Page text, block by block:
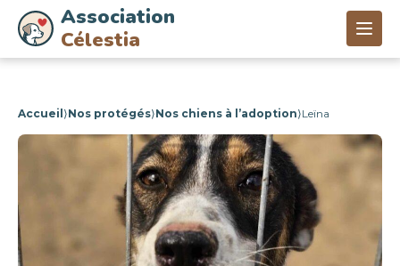
Association
Célestia
Accueil ⟩Nos protégés⟩Nos chiens à l’adoption⟩Leïna